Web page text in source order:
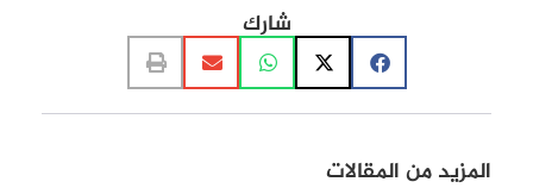
شارك
المزيد من المقالات